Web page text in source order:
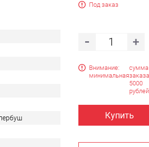
Под заказ
Внимание:
минимальная
сумма
5000
Купить